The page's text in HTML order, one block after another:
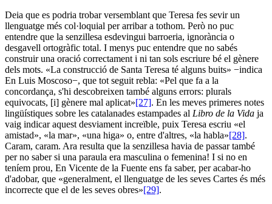
Deia que es podria trobar versemblant que Teresa fes sevir un
llenguatge més col·loquial per arribar a tothom. Però no puc
entendre que la senzillesa esdevingui barroeria, ignorància o
desgavell ortogràfic total. I menys puc entendre que no sabés
construir una oració correctament i ni tan sols escriure bé el gènere
dels mots. «La construcció de Santa Teresa té alguns buits» −indica
En Luis Moscoso−, que tot seguit rebla: «Pel que fa a la
concordança, s'hi descobreixen també alguns errors: plurals
equivocats, [i] gènere mal aplicat»[27]. En les meves primeres notes
lingüístiques sobre les catalanades estampades al Libro de la Vida ja
vaig indicar aquest desviament increïble, puix Teresa escriu «el
amistad», «la mar», «una higa» o, entre d'altres, «la habla»[28].
Caram, caram. Ara resulta que la senzillesa havia de passar també
per no saber si una paraula era masculina o femenina! I si no en
teníem prou, En Vicente de la Fuente ens fa saber, per acabar-ho
d'adobar, que «generalment, el llenguatge de les seves Cartes és més
incorrecte que el de les seves obres»[29].